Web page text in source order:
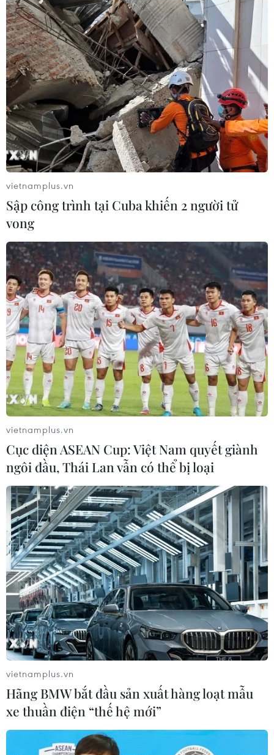
vietnamplus.vn
Sập công trình tại Cuba khiến 2 người tử
vong
vietnamplus.vn
Cục diện ASEAN Cup: Việt Nam quyết giành
ngôi đầu, Thái Lan vẫn có thể bị loại
vietnamplus.vn
Hãng BMW bắt đầu sản xuất hàng loạt mẫu
xe thuần điện “thế hệ mới”